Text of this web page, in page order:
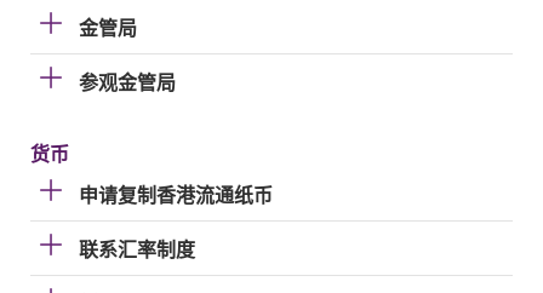
金管局
参观金管局
货币
申请复制香港流通纸币
联系汇率制度